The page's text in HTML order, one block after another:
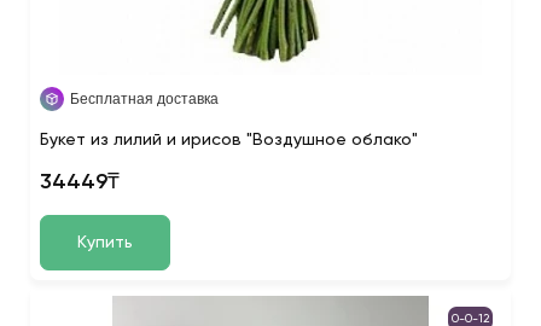
Бесплатная доставка
Букет из лилий и ирисов "Воздушное облако"
34449₸
Купить
0-0-12